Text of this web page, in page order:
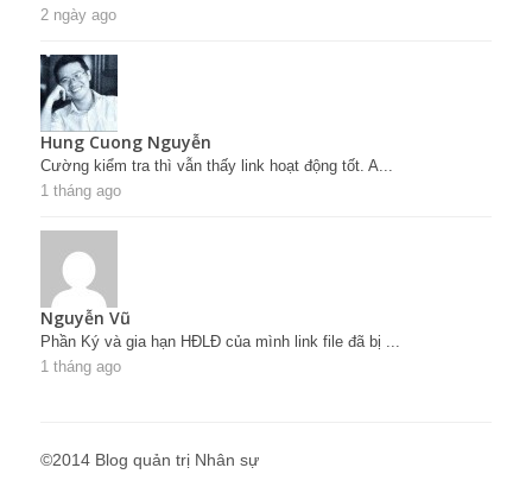
2 ngày ago
Hung Cuong Nguyễn
Cường kiểm tra thì vẫn thấy link hoạt động tốt. A...
1 tháng ago
Nguyễn Vũ
Phần Ký và gia hạn HĐLĐ của mình link file đã bị ...
1 tháng ago
©2014 Blog quản trị Nhân sự